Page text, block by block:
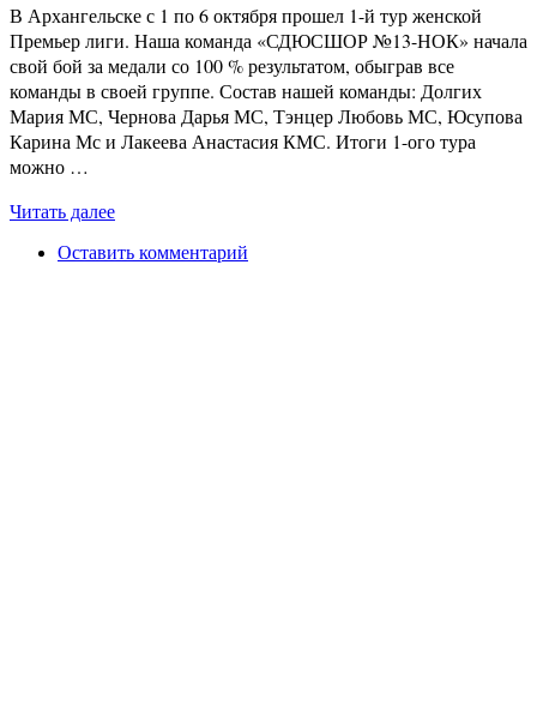
В Архангельске с 1 по 6 октября прошел 1-й тур женской
Премьер лиги. Наша команда «СДЮСШОР №13-НОК» начала
свой бой за медали со 100 % результатом, обыграв все
команды в своей группе. Состав нашей команды: Долгих
Мария МС, Чернова Дарья МС, Тэнцер Любовь МС, Юсупова
Карина Мс и Лакеева Анастасия КМС. Итоги 1-ого тура
можно …
Читать далее
Оставить комментарий